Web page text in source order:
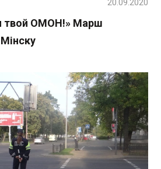
твой ОМОН!» Марш
20.09.2020